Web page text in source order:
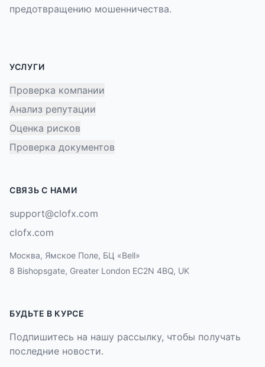
предотвращению мошенничества.
УСЛУГИ
Проверка компании
Анализ репутации
Оценка рисков
Проверка документов
СВЯЗЬ С НАМИ
support@clofx.com
clofx.com
Москва, Ямское Поле, БЦ «Bell»
8 Bishopsgate, Greater London EC2N 4BQ, UK
БУДЬТЕ В КУРСЕ
Подпишитесь на нашу рассылку, чтобы получать
последние новости.